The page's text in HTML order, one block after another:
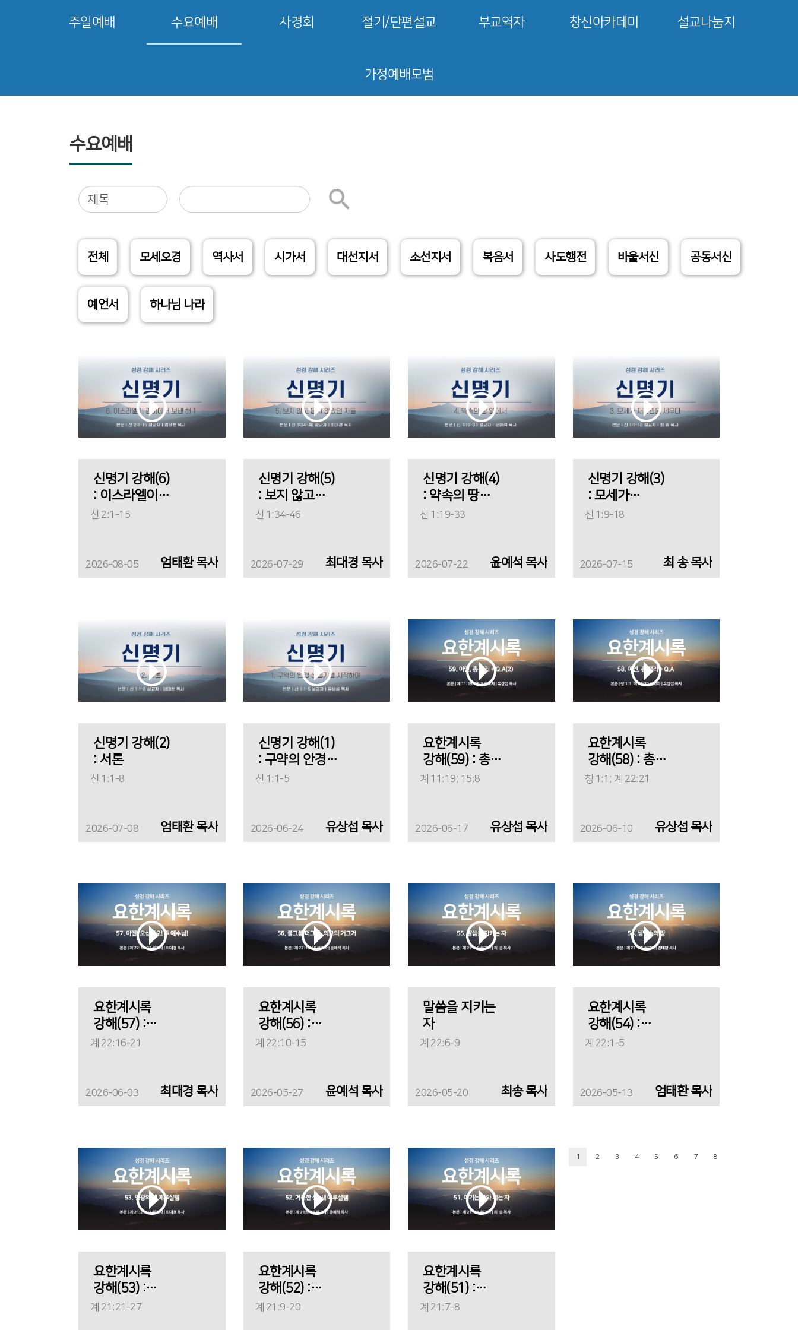
주일예배 수요예배 사경회 절기/단편설교 부교역자 창신아카데미 설교나눔지
가정예배모범
수요예배
전체 모세오경 역사서 시가서 대선지서 소선지서 복음서 사도행전 바울서신 공동서신
예언서 하나님 나라
신명기 강해(6)
: 이스라엘이
광야에서 보낸
신 2:1-15
2026-08-05 엄태환 목사
신명기 강해(5)
: 보지 않고
듣지 않았던
신 1:34-46
2026-07-29 최대경 목사
신명기 강해(4)
: 약속의 땅
앞에서
신 1:19-33
2026-07-22 윤예석 목사
신명기 강해(3)
: 모세가
재판관을
신 1:9-18
2026-07-15 최 송 목사
신명기 강해(2)
: 서론
신 1:1-8
2026-07-08 엄태환 목사
신명기 강해(1)
: 구약의 안경
신명기를
신 1:1-5
2026-06-24 유상섭 목사
요한계시록
강해(59) : 총
정리 + Q.A(2)
계 11:19; 15:8
2026-06-17 유상섭 목사
요한계시록
강해(58) : 총
정리 + Q.A
창 1:1; 계 22:21
2026-06-10 유상섭 목사
요한계시록
강해(57) :
아멘, 오십시오!
계 22:16-21
2026-06-03 최대경 목사
요한계시록
강해(56) :
불그불 더그더
계 22:10-15
2026-05-27 윤예석 목사
말씀을 지키는
자
계 22:6-9
2026-05-20 최송 목사
요한계시록
강해(54) :
생명수의 강
계 22:1-5
2026-05-13 엄태환 목사
요한계시록
강해(53) :
영광의 새
계 21:21-27
요한계시록
강해(52) :
거룩한 성, 새
계 21:9-20
요한계시록
강해(51) :
이기는 자와
계 21:7-8
1 2 3 4 5 6 7 8